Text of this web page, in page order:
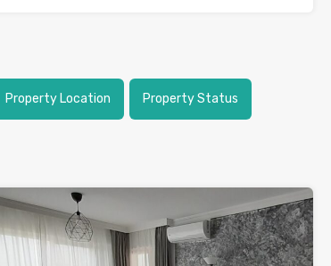
Property Location Property Status